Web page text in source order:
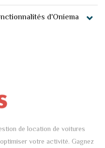
d'Oniema
de location de voitures
votre activité. Gagnez